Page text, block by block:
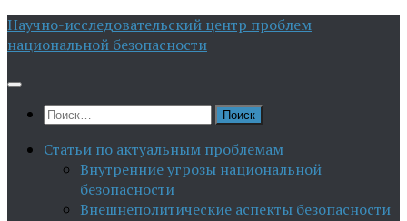
Перейти
к
Научно-исследовательский центр проблем
национальной безопасности
Найти:
Статьи по актуальным проблемам
Внутренние угрозы национальной
безопасности
Внешнеполитические аспекты безопасности